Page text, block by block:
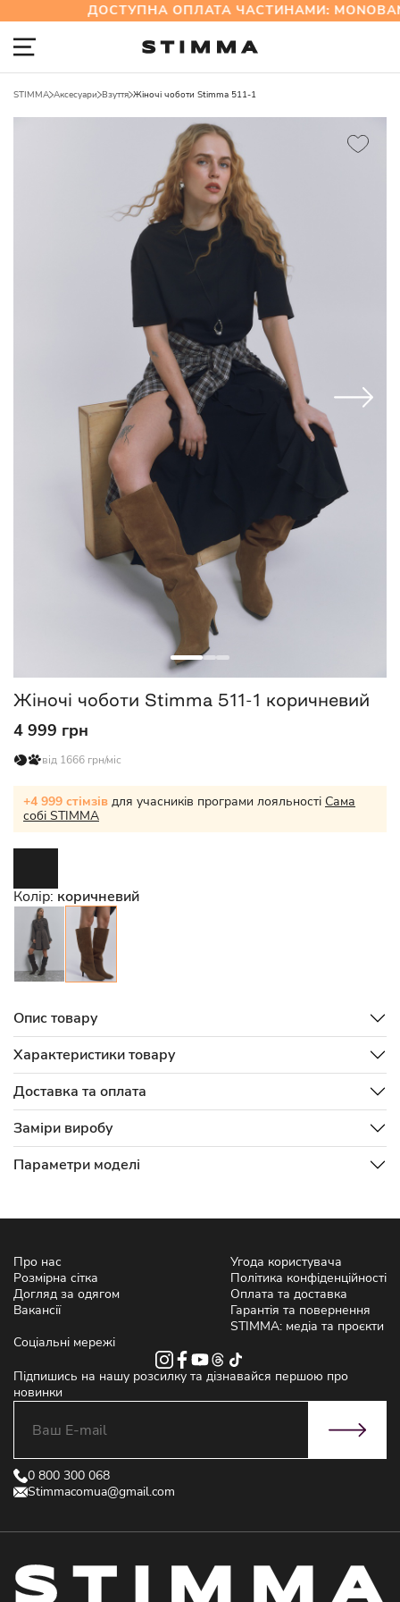
ДОСТУПНА ОПЛАТА ЧАСТИНАМИ:
STIMMA Аксесуари Взуття Жіночі чоботи Stimma 511-1
Жіночі чоботи Stimma 511-1 коричневий
4 999 грн
від 1666 грн/міс
+4 999 стімзів для учасників програми лояльності Сама
собі STIMMA
Колір: коричневий
Опис товару
Характеристики товару
Доставка та оплата
Заміри виробу
Параметри моделі
Про нас
Розмірна сітка
Догляд за одягом
Вакансії
Угода користувача
Політика конфіденційності
Оплата та доставка
Гарантія та повернення
STIMMA: медіа та проєкти
Соціальні мережі
Підпишись на нашу розсилку та дізнавайся першою про
новинки
0 800 300 068
Stimmacomua@gmail.com